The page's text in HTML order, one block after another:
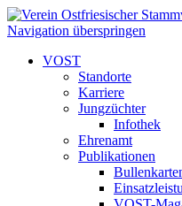
Navigation überspringen
VOST
Standorte
Karriere
Jungzüchter
Infothek
Ehrenamt
Publikationen